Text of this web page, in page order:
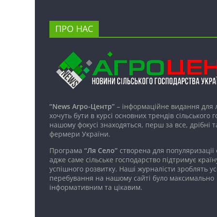
ПРО НАС
“News Агро-Центр” – інформаційне видання для
хочуть бути в курсі основних трендів сільського
нашому фокусі знаходяться, перш за все, дрібні
фермери України.
Програма “Ля Село” створена для
адже саме сільське господарство підтримує
успішного розвитку. Наші журналісти зроблять
перебування на нашому сайті було максимально
інформативним та цікавим.